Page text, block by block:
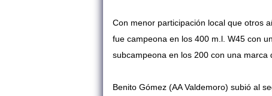
Con menor participación local que otros
fue campeona en los 400 m.l. W45 con
subcampeona en los 200 con una marca
Benito Gómez (AA Valdemoro) subió al